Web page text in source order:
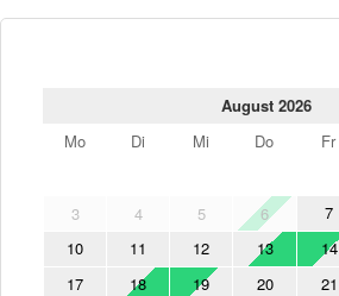
August 2026
Mo
Di Mi Do Fr
3
4 5 6 7
10
11 12 13 14
17
18 19 20 21